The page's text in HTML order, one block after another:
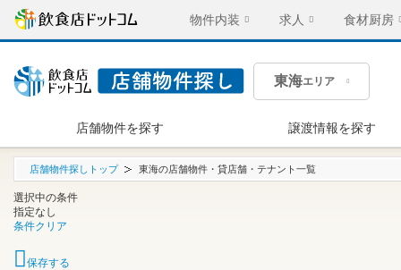
物件内装 求人 食材厨房
東海エリア
店舗物件を探す 譲渡情報を探す
店舗物件探しトップ 東海の店舗物件・貸店舗・テナント一覧
選択中の条件
指定なし
条件クリア
保存する